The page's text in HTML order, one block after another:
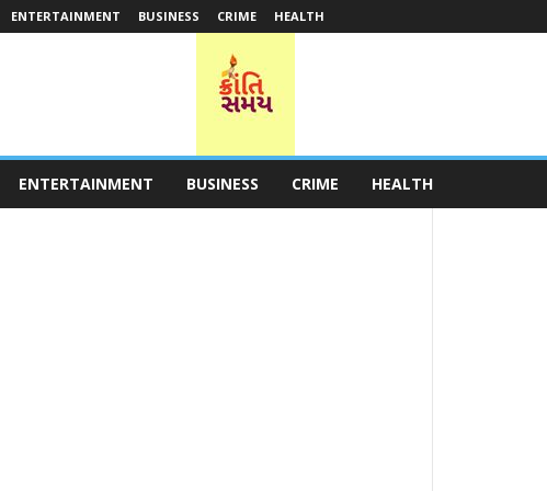
ENTERTAINMENT BUSINESS CRIME HEALTH
ENTERTAINMENT BUSINESS CRIME HEALTH